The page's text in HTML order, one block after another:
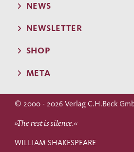
NEWS
NEWSLETTER
SHOP
META
© 2000 - 2026 Verlag C.H.Beck
»The rest is silence.«
WILLIAM SHAKESPEARE